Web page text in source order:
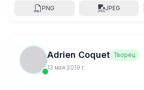
PNG JPEG
Adrien Coquet Творец
13 мая 2019 г.